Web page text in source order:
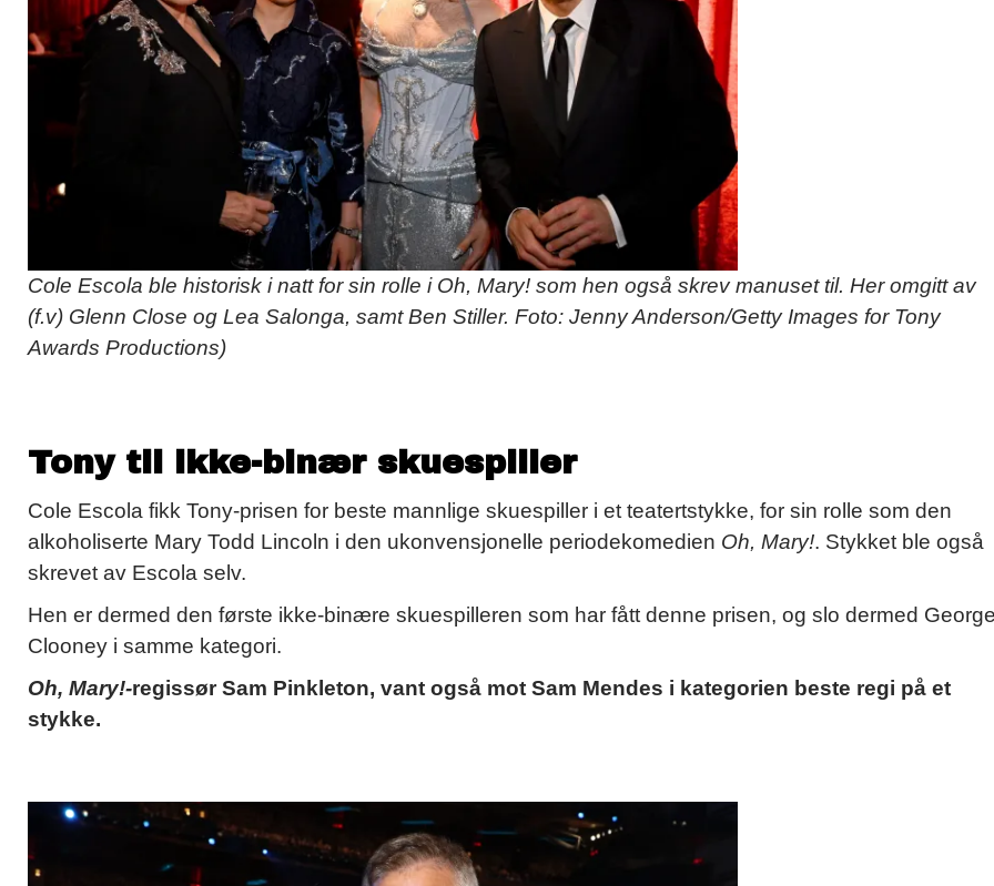
Cole Escola ble historisk i natt for sin rolle i Oh, Mary! som hen også skrev manuset til. Her omgitt av
(f.v) Glenn Close og Lea Salonga, samt Ben Stiller. Foto: Jenny Anderson/Getty Images for Tony
Awards Productions)
Tony til ikke-binær skuespiller
Cole Escola fikk Tony-prisen for beste mannlige skuespiller i et teatertstykke, for sin rolle som den
alkoholiserte Mary Todd Lincoln i den ukonvensjonelle periodekomedien Oh, Mary!. Stykket ble også
skrevet av Escola selv.
Hen er dermed den første ikke-binære skuespilleren som har fått denne prisen, og slo dermed
Clooney i samme kategori.
Oh, Mary!-regissør Sam Pinkleton, vant også mot Sam Mendes i kategorien beste regi på et
stykke.